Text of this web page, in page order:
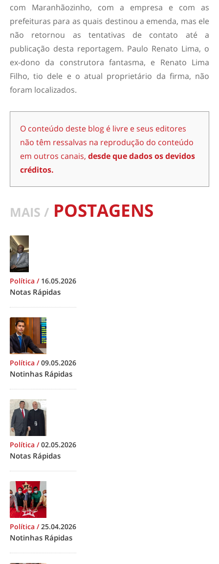
com Maranhãozinho, com a empresa e com as
prefeituras para as quais destinou a emenda, mas ele
não retornou as tentativas de contato até a
publicação desta reportagem. Paulo Renato Lima, o
ex-dono da construtora fantasma, e Renato Lima
Filho, tio dele e o atual proprietário da firma, não
foram localizados.
O conteúdo deste blog é livre e seus editores
não têm ressalvas na reprodução do conteúdo
em outros canais, desde que dados os devidos
créditos.
MAIS / POSTAGENS
Política / 16.05.2026
Notas Rápidas
Política /09.05.2026
Notinhas Rápidas
Política /02.05.2026
Notas Rápidas
Política /25.04.2026
Notinhas Rápidas